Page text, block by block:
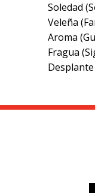
Soledad
Veleña
Aroma
Fragua